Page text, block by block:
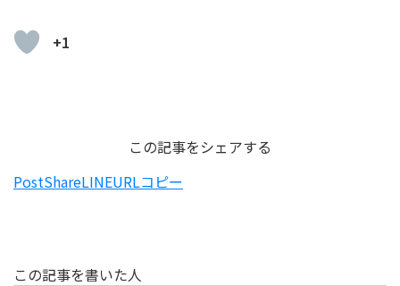
+1
この記事をシェアする
PostShareLINEURLコピー
この記事を書いた人